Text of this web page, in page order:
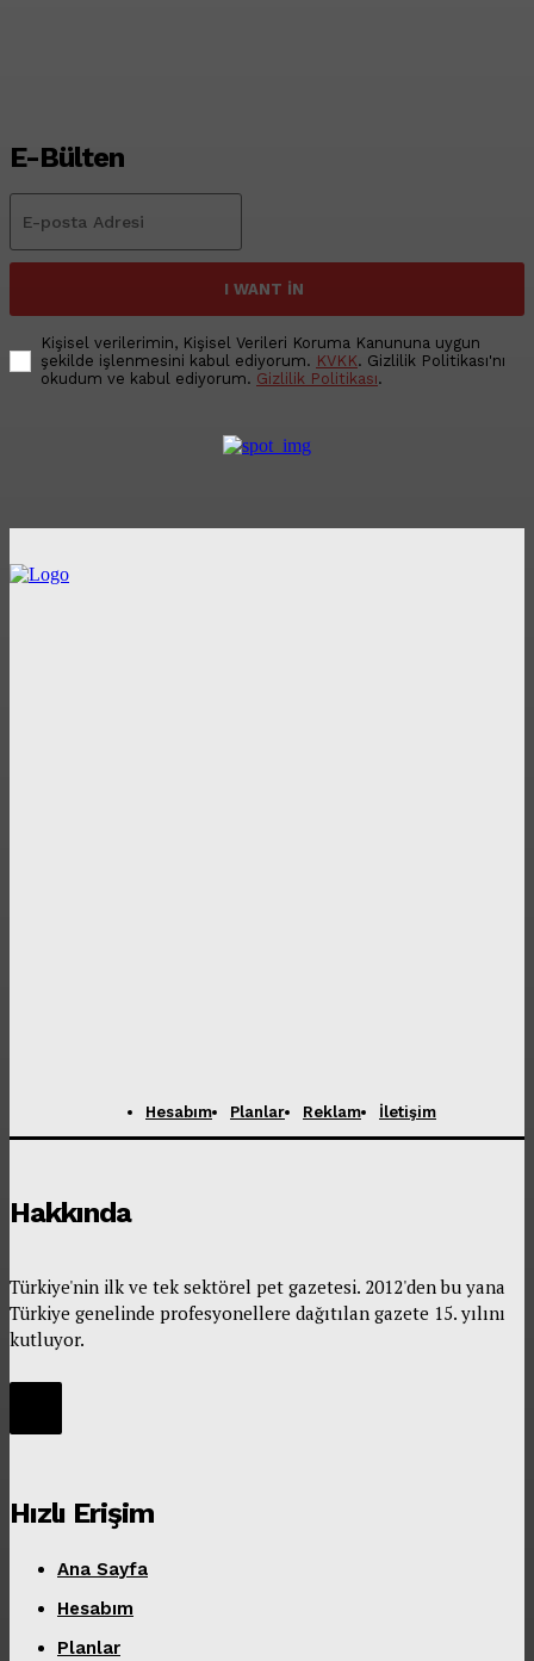
E-Bülten
I WANT IN
Kişisel verilerimin, Kişisel Verileri Koruma Kanununa uygun
şekilde işlenmesini kabul ediyorum. KVKK. Gizlilik Politikası'nı
okudum ve kabul ediyorum. Gizlilik Politikası.
Hesabım Planlar Reklam İletişim
Hakkında
Türkiye'nin ilk ve tek sektörel pet gazetesi. 2012'den bu yana
Türkiye genelinde profesyonellere dağıtılan gazete 15. yılını
kutluyor.
Hızlı Erişim
Ana Sayfa
Hesabım
Planlar